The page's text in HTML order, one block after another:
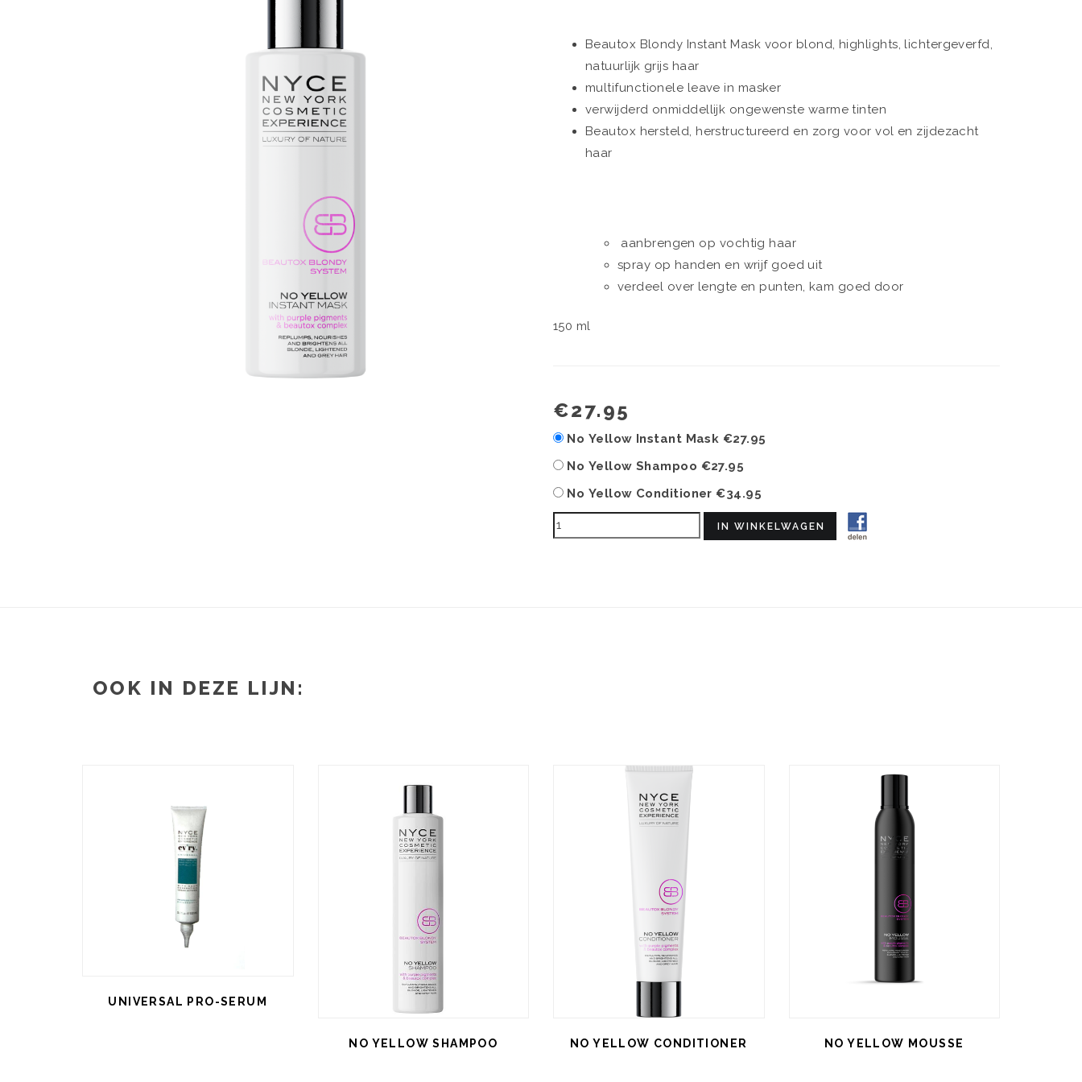
Beautox Blondy Instant Mask voor blond, highlights, lichtergeverfd,
natuurlijk grijs haar
multifunctionele leave in masker
verwijderd onmiddellijk ongewenste warme tinten
Beautox hersteld, herstructureerd en zorg voor vol en zijdezacht
haar
aanbrengen op vochtig haar
spray op handen en wrijf goed uit
verdeel over lengte en punten, kam goed door
150 ml
€27.95
No Yellow Instant Mask €27.95
No Yellow Shampoo €27.95
No Yellow Conditioner €34.95
OOK IN DEZE LIJN:
UNIVERSAL PRO-SERUM
NO YELLOW SHAMPOO NO YELLOW CONDITIONER NO YELLOW MOUSSE